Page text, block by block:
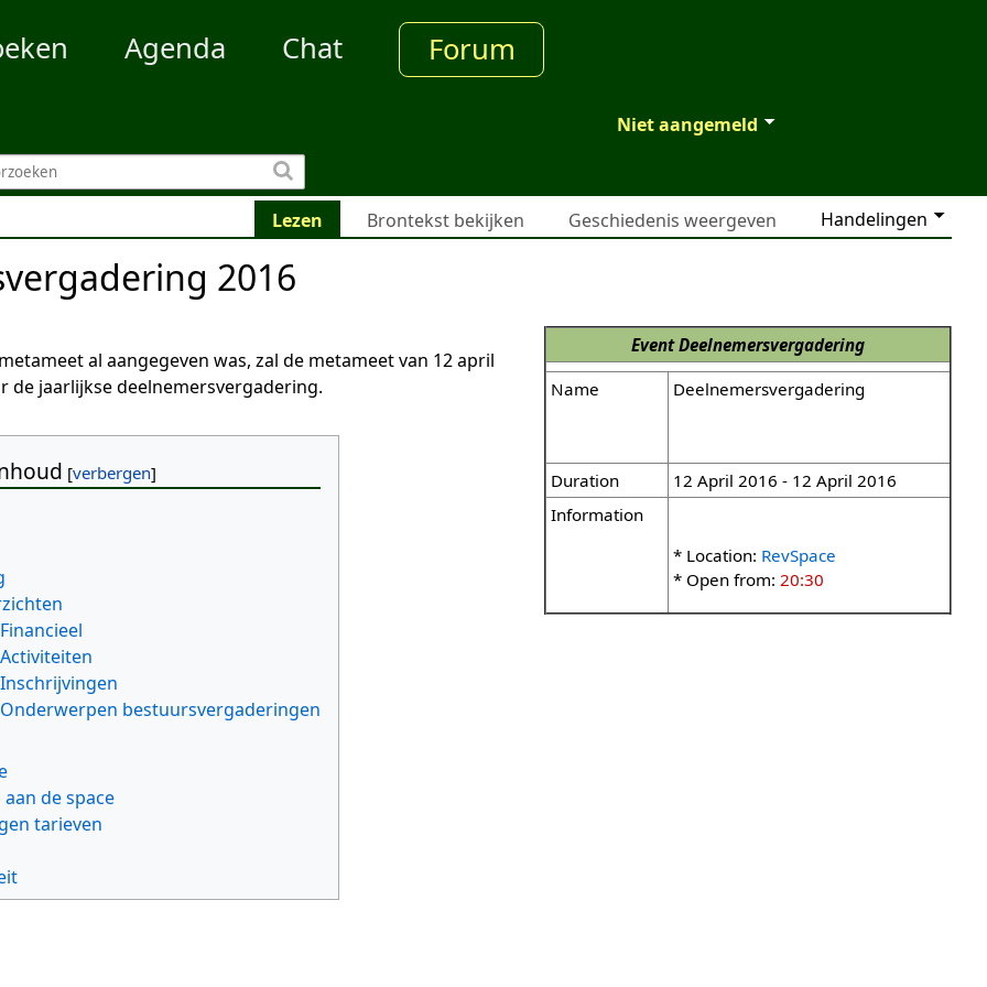
Agenda Chat Forum
Niet aangemeld
Handelingen
Lezen Brontekst bekijken Geschiedenis weergeven
2016
EventDeelnemersvergadering
Name
Deelnemersvergadering
Duration
12 April 2016 - 12 April 2016
Information
* Location: RevSpace
* Open from: 20:30
al aangegeven was, zal de metameet van 12 april
de jaarlijkse deelnemersvergadering.
Financieel
Activiteiten
Inschrijvingen
Onderwerpen bestuursvergaderingen
de space
tarieven